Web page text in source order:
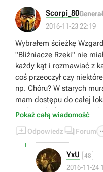
Scorpi_80Generał
2016-11-23 22:19
Wybrałem ścieżkę
"Bliźniacze Rzeki" nie
każdy kąt i rozmawiać z
coś przeoczył czy
np. Chóru? W starych
mam dostępu do całej lokacji. Nie pamiętam wyborów z
prologu, być może tam
Pokaż całą wiadomość
Odpowiedz  Forum
YxU 48
2016-11-24